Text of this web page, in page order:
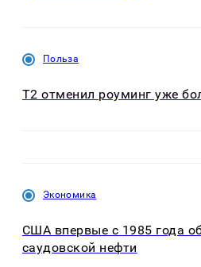
Польза
Т2 отменил роуминг уже
Экономика
США впервые с 1985 года
саудовской нефти